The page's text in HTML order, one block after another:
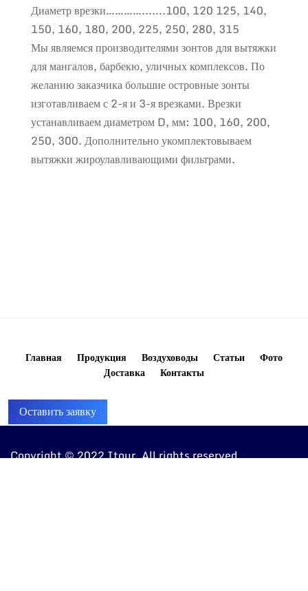
Диаметр врезки………….......100, 120 125, 140,
150, 160, 180, 200, 225, 250, 280, 315
Мы являемся производителями зонтов для вытяжки
для мангалов, барбекю, уличных комплексов. По
желанию заказчика большие островные зонты
изготавливаем с 2-я и 3-я врезками. Врезки
устанавливаем диаметром D, мм: 100, 160, 200,
250, 300. Дополнительно укомплектовываем
вытяжки жироулавливающими фильтрами.
Главная Продукция Воздуховоды Статьи
Фото
Доставка
Контакты
Оставить заявку
Copyright © 2022 Itour. All rights reserved